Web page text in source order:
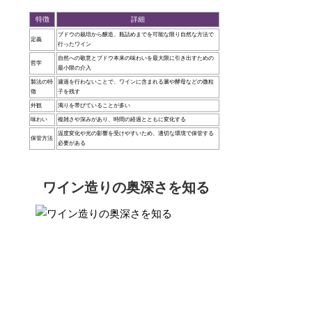
特徴 詳細
定義
ブドウの栽培から醸造、瓶詰めまでを可能な限り自然な方法で
行ったワイン
哲学
自然への敬意とブドウ本来の味わいを最大限に引き出すための
最小限の介入
製法の特
徴
濾過を行わないことで、ワインに含まれる澱や酵母などの微粒
子を残す
外観 濁りを帯びていることが多い
味わい 複雑さや深みがあり、時間の経過とともに変化する
保管方法
温度変化や光の影響を受けやすいため、適切な環境で保管する
必要がある
ワイン造りの奥深さを知る